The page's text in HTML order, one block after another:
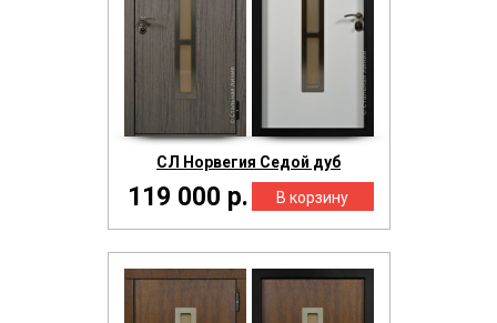
СЛ Норвегия Седой дуб
119 000 р.